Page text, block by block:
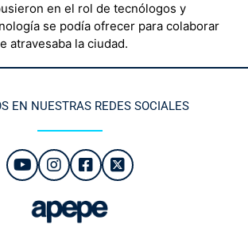
en el rol de tecnólogos y
se podía ofrecer para colaborar
atravesaba la ciudad.
EN NUESTRAS REDES SOCIALES